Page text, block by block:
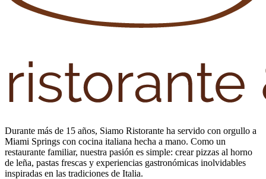
Durante más de 15 años, Siamo Ristorante ha servido con orgullo a
Miami Springs con cocina italiana hecha a mano. Como un
restaurante familiar, nuestra pasión es simple: crear pizzas al horno
de leña, pastas frescas y experiencias gastronómicas inolvidables
inspiradas en las tradiciones de Italia.